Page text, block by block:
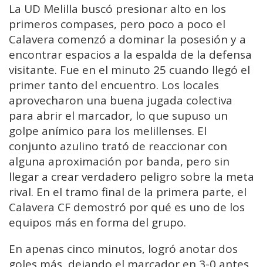
La UD Melilla buscó presionar alto en los
primeros compases, pero poco a poco el
Calavera comenzó a dominar la posesión y a
encontrar espacios a la espalda de la defensa
visitante. Fue en el minuto 25 cuando llegó el
primer tanto del encuentro. Los locales
aprovecharon una buena jugada colectiva
para abrir el marcador, lo que supuso un
golpe anímico para los melillenses. El
conjunto azulino trató de reaccionar con
alguna aproximación por banda, pero sin
llegar a crear verdadero peligro sobre la meta
rival. En el tramo final de la primera parte, el
Calavera CF demostró por qué es uno de los
equipos más en forma del grupo.
En apenas cinco minutos, logró anotar dos
goles más, dejando el marcador en 3-0 antes